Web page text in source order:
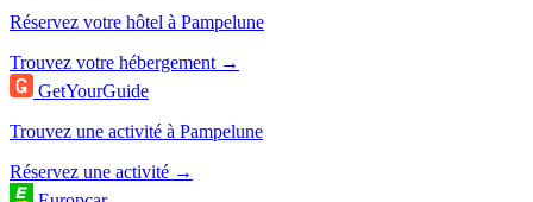
Réservez votre hôtel à Pampelune
Trouvez votre hébergement →
GetYourGuide
Trouvez une activité à Pampelune
Réservez une activité →